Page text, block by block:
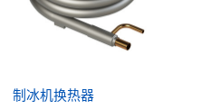
制冰机换热器